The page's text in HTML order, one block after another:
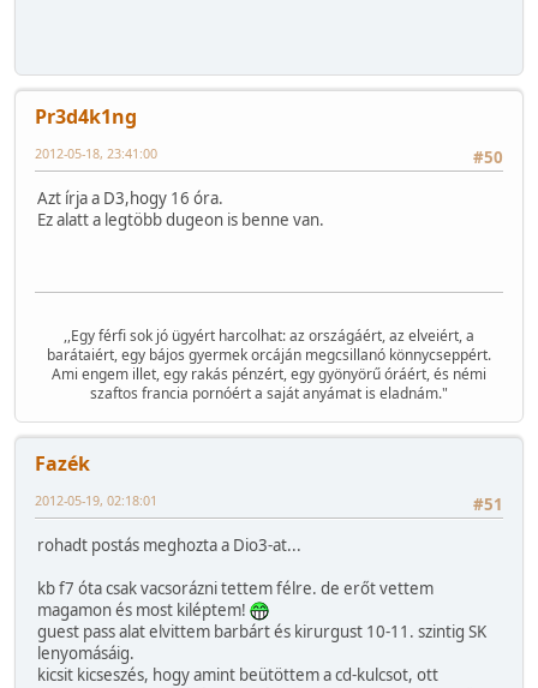
Pr3d4k1ng
#50
2012-05-18, 23:41:00
Azt írja a D3,hogy 16 óra.
Ez alatt a legtöbb dugeon is benne van.
,,Egy férfi sok jó ügyért harcolhat: az országáért, az elveiért, a
barátaiért, egy bájos gyermek orcáján megcsillanó könnycseppért.
Ami engem illet, egy rakás pénzért, egy gyönyörű óráért, és némi
szaftos francia pornóért a saját anyámat is eladnám."
Fazék
#51
2012-05-19, 02:18:01
rohadt postás meghozta a Dio3-at...
kb f7 óta csak vacsorázni tettem félre. de erőt vettem
magamon és most kiléptem!
guest pass alat elvittem barbárt és kirurgust 10-11. szintig SK
lenyomásáig.
kicsit kicseszés, hogy amint beütöttem a cd-kulcsot, ott